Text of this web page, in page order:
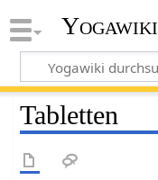
Yogawiki
Tabletten